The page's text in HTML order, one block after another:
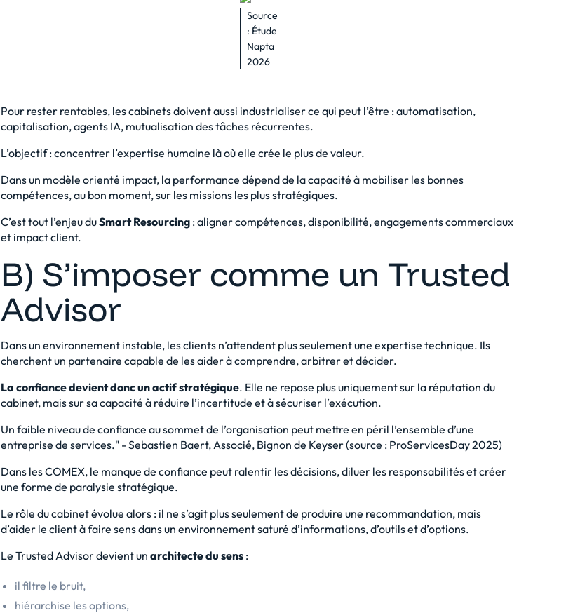
Source
: Étude
Napta
2026
Pour rester rentables, les cabinets doivent aussi industrialiser ce qui peut l’être : automatisation,
capitalisation, agents IA, mutualisation des tâches récurrentes.
L’objectif : concentrer l’expertise humaine là où elle crée le plus de valeur.
Dans un modèle orienté impact, la performance dépend de la capacité à mobiliser les bonnes
compétences, au bon moment, sur les missions les plus stratégiques.
C’est tout l’enjeu duSmart Resourcing : aligner compétences, disponibilité, engagements commerciaux
et impact client.
B) S’imposer comme un Trusted
Advisor
Dans un environnement instable, les clients n’attendent plus seulement une expertise technique. Ils
cherchent un partenaire capable de les aider à comprendre, arbitrer et décider.
La confiance devient donc un actif stratégique. Elle ne repose plus uniquement sur la réputation du
cabinet, mais sur sa capacité à réduire l’incertitude et à sécuriser l’exécution.
Un faible niveau de confiance au sommet de l’organisation peut mettre en péril l’ensemble d’une
entreprise de services." - Sebastien Baert, Associé, Bignon de Keyser (source : ProServicesDay 2025)
Dans les COMEX, le manque de confiance peut ralentir les décisions, diluer les responsabilités et créer
une forme de paralysie stratégique.
Le rôle du cabinet évolue alors : il ne s’agit plus seulement de produire une recommandation, mais
d’aider le client à faire sens dans un environnement saturé d’informations, d’outils et d’options.
Le Trusted Advisor devient un architecte du sens :
il filtre le bruit,
hiérarchise les options,